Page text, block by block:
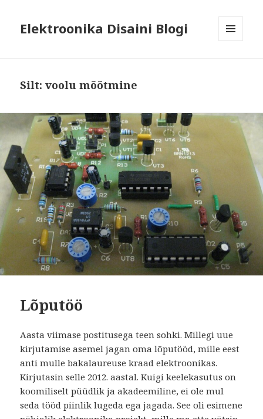
Elektroonika Disaini Blogi
Silt:voolu mõõtmine
Lõputöö
Aasta viimase postitusega teen sohki. Millegi uue
kirjutamise asemel jagan oma lõputööd, mille eest
anti mulle bakalaureuse kraad elektroonikas.
Kirjutasin selle 2012. aastal. Kuigi keelekasutus on
koomiliselt püüdlik ja akadeemiline, ei ole mul
seda tööd piinlik lugeda ega jagada. See oli esimene